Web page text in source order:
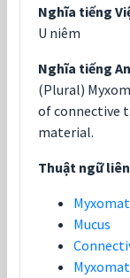
Nghĩa tiếng
U niêm
Nghĩa tiếng
(Plural)
of connective
material.
Thuật ngữ
Mucus